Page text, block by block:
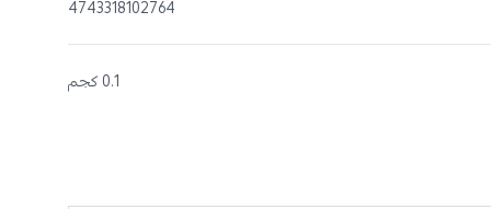
4743318102764
0.1 كجم